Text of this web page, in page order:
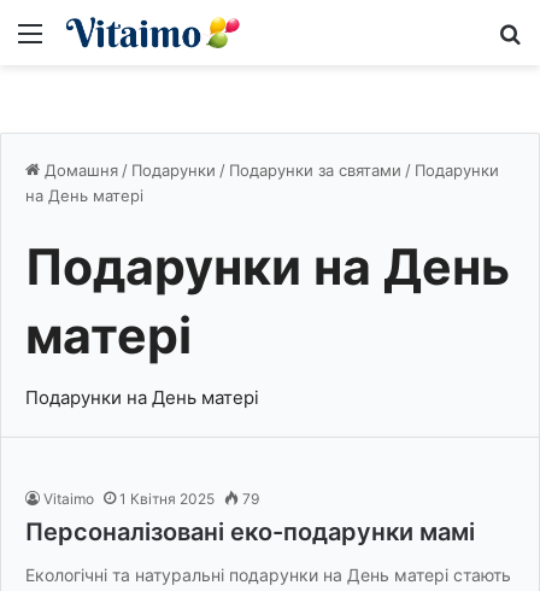
Меню
Домашня / Подарунки / Подарунки за святами / Подарунки
на День матері
Подарунки на День
матері
Подарунки на День матері
Vitaimo 1 Квітня 2025 79
Персоналізовані еко-подарунки мамі
Екологічні та натуральні подарунки на День матері стають